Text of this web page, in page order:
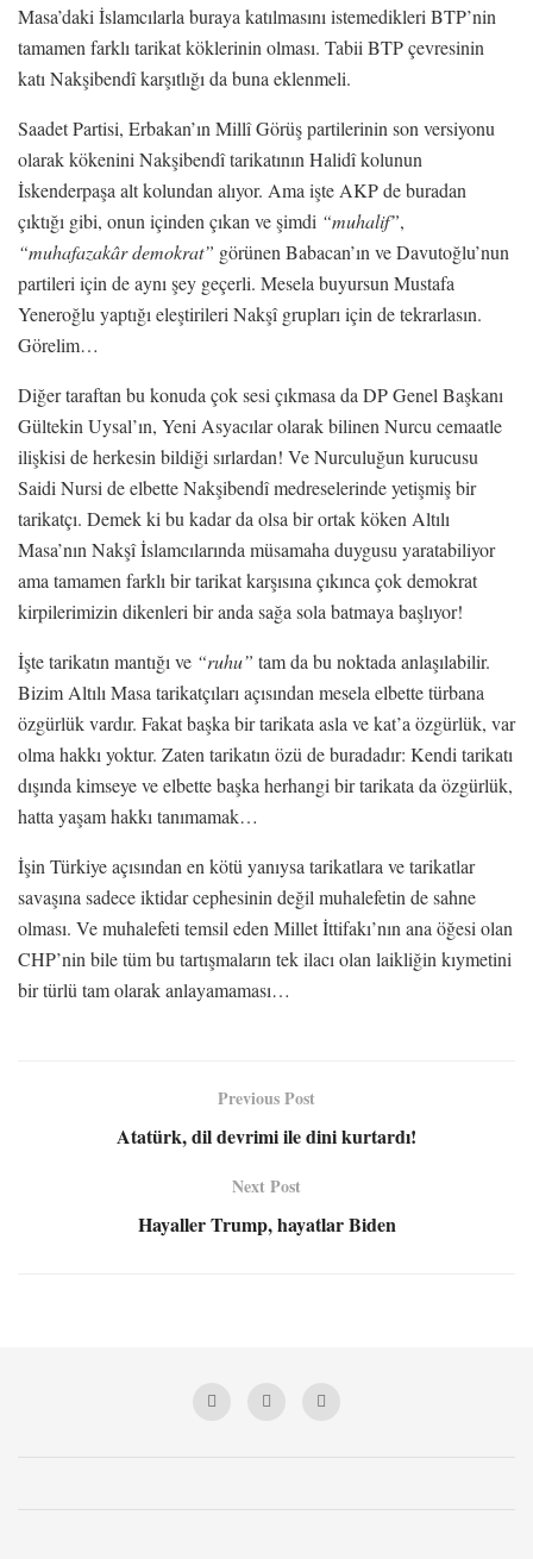
Masa’daki İslamcılarla buraya katılmasını istemedikleri BTP’nin
tamamen farklı tarikat köklerinin olması. Tabii BTP çevresinin
katı Nakşibendî karşıtlığı da buna eklenmeli.
Saadet Partisi, Erbakan’ın Millî Görüş partilerinin son versiyonu
olarak kökenini Nakşibendî tarikatının Halidî kolunun
İskenderpaşa alt kolundan alıyor. Ama işte AKP de buradan
çıktığı gibi, onun içinden çıkan ve şimdi “muhalif”,
“muhafazakâr demokrat” görünen Babacan’ın ve Davutoğlu’nun
partileri için de aynı şey geçerli. Mesela buyursun Mustafa
Yeneroğlu yaptığı eleştirileri Nakşî grupları için de tekrarlasın.
Görelim…
Diğer taraftan bu konuda çok sesi çıkmasa da DP Genel Başkanı
Gültekin Uysal’ın, Yeni Asyacılar olarak bilinen Nurcu cemaatle
ilişkisi de herkesin bildiği sırlardan! Ve Nurculuğun kurucusu
Saidi Nursi de elbette Nakşibendî medreselerinde yetişmiş bir
tarikatçı. Demek ki bu kadar da olsa bir ortak köken Altılı
Masa’nın Nakşî İslamcılarında müsamaha duygusu yaratabiliyor
ama tamamen farklı bir tarikat karşısına çıkınca çok demokrat
kirpilerimizin dikenleri bir anda sağa sola batmaya başlıyor!
İşte tarikatın mantığı ve “ruhu” tam da bu noktada anlaşılabilir.
Bizim Altılı Masa tarikatçıları açısından mesela elbette türbana
özgürlük vardır. Fakat başka bir tarikata asla ve kat’a özgürlük, var
olma hakkı yoktur. Zaten tarikatın özü de buradadır: Kendi tarikatı
dışında kimseye ve elbette başka herhangi bir tarikata da özgürlük,
hatta yaşam hakkı tanımamak…
İşin Türkiye açısından en kötü yanıysa tarikatlara ve tarikatlar
savaşına sadece iktidar cephesinin değil muhalefetin de sahne
olması. Ve muhalefeti temsil eden Millet İttifakı’nın ana öğesi olan
CHP’nin bile tüm bu tartışmaların tek ilacı olan laikliğin kıymetini
bir türlü tam olarak anlayamaması…
Previous Post
Atatürk, dil devrimi ile dini kurtardı!
Next Post
Hayaller Trump, hayatlar Biden